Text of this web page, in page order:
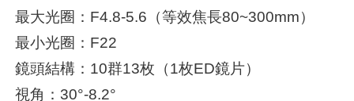
最大光圈：F4.8-5.6（等效焦長80~300mm）
最小光圈：F22
鏡頭結構：10群13枚（1枚ED鏡片）
視角：30°-8.2°